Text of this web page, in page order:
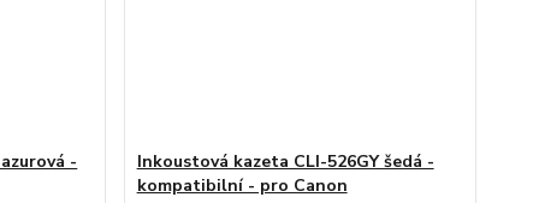
-
Inkoustová kazeta CLI-526GY šedá -
kompatibilní - pro Canon